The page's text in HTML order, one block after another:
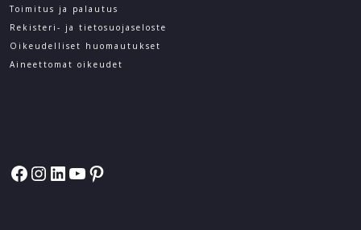
Toimitus ja palautus
Rekisteri- ja tietosuoja­seloste
Oikeudelliset huomautukset
Aineettomat oikeudet
Facebook
Instagram
LinkedIn
YouTube
Pinterest